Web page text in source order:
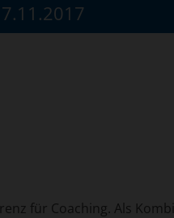
für Coaching. Als